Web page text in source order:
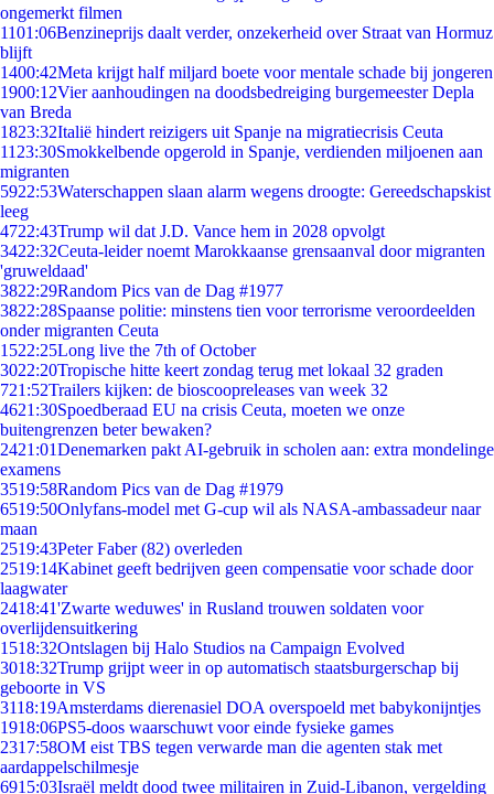
ongemerkt filmen
1101:06Benzineprijs daalt verder, onzekerheid over Straat van Hormuz
blijft
1400:42Meta krijgt half miljard boete voor mentale schade bij jongeren
1900:12Vier aanhoudingen na doodsbedreiging burgemeester Depla
van Breda
1823:32Italië hindert reizigers uit Spanje na migratiecrisis Ceuta
11 23:30Smokkelbende opgerold in Spanje, verdienden miljoenen aan
migranten
5922:53Waterschappen slaan alarm wegens droogte: Gereedschapskist
leeg
4722:43Trump wil dat J.D. Vance hem in 2028 opvolgt
3422:32Ceuta-leider noemt Marokkaanse grensaanval door migranten
'gruweldaad'
3822:29Random Pics van de Dag #1977
3822:28Spaanse politie: minstens tien voor terrorisme veroordeelden
onder migranten Ceuta
1522:25Long live the 7th of October
3022:20Tropische hitte keert zondag terug met lokaal 32 graden
721:52Trailers kijken: de bioscoopreleases van week 32
4621:30Spoedberaad EU na crisis Ceuta, moeten we onze
buitengrenzen beter bewaken?
2421:01Denemarken pakt AI-gebruik in scholen aan: extra mondelinge
examens
3519:58Random Pics van de Dag #1979
6519:50Onlyfans-model met G-cup wil als NASA-ambassadeur naar
maan
2519:43Peter Faber (82) overleden
2519:14Kabinet geeft bedrijven geen compensatie voor schade door
laagwater
2418:41'Zwarte weduwes' in Rusland trouwen soldaten voor
overlijdensuitkering
1518:32Ontslagen bij Halo Studios na Campaign Evolved
3018:32Trump grijpt weer in op automatisch staatsburgerschap bij
geboorte in VS
3118:19Amsterdams dierenasiel DOA overspoeld met babykonijntjes
1918:06PS5-doos waarschuwt voor einde fysieke games
2317:58OM eist TBS tegen verwarde man die agenten stak met
aardappelschilmesje
6915:03Israël meldt dood twee militairen in Zuid-Libanon, vergelding